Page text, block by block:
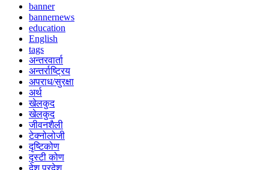
banner
bannernews
education
English
tags
अन्तरवार्ता
अन्तर्राष्ट्रिय
अपराध/सुरक्षा
अर्थ
खेलकुद
खेलकुद
जीवनशैली
टेक्नोलोजी
दृष्टिकोण
दृस्टी कोण
देश परदेश